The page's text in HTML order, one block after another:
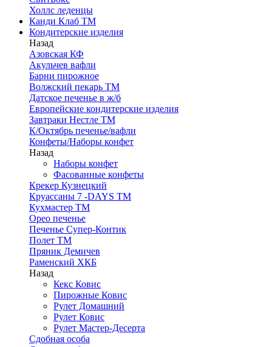
Холлс леденцы
Канди Клаб ТМ
Кондитерские изделия
Назад
Азовская КФ
Акульчев вафли
Барни пирожное
Волжский пекарь ТМ
Датское печенье в ж/б
Европейские кондитерские изделия
Завтраки Нестле ТМ
К/Октябрь печенье/вафли
Конфеты/Наборы конфет
Назад
Наборы конфет
Фасованные конфеты
Крекер Кузнецкий
Круассаны 7 -DAYS ТМ
Кухмастер ТМ
Орео печенье
Печенье Супер-Контик
Полет ТМ
Пряник Демичев
Раменский ХКБ
Назад
Кекс Ковис
Пирожные Ковис
Рулет Домашний
Рулет Ковис
Рулет Мастер-Десерта
Сдобная особа